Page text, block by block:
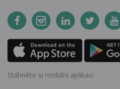
Stáhněte si mobilní aplikaci